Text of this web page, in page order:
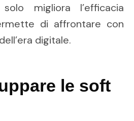
migliora l’efficacia
di affrontare con
digitale.
le soft